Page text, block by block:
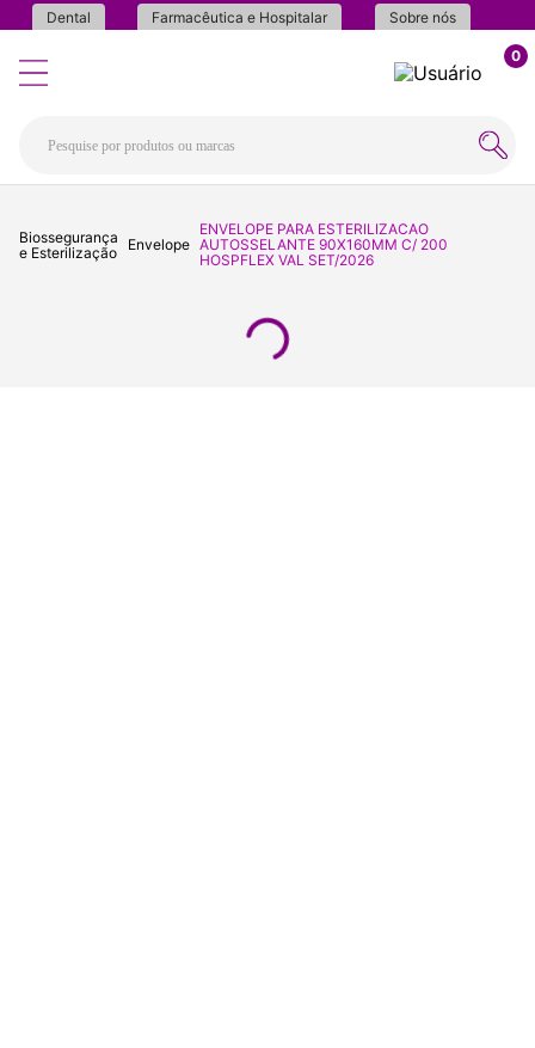
Dental Farmacêutica e Hospitalar Sobre nós
0
Biossegurança
e Esterilização
Envelope
ENVELOPE PARA ESTERILIZACAO
AUTOSSELANTE 90X160MM C/ 200
HOSPFLEX VAL SET/2026